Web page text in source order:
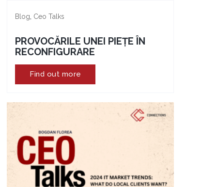
Blog Ceo Talks
PROVOCĂRILE UNEI PIEȚE ÎN
RECONFIGURARE
Find out more